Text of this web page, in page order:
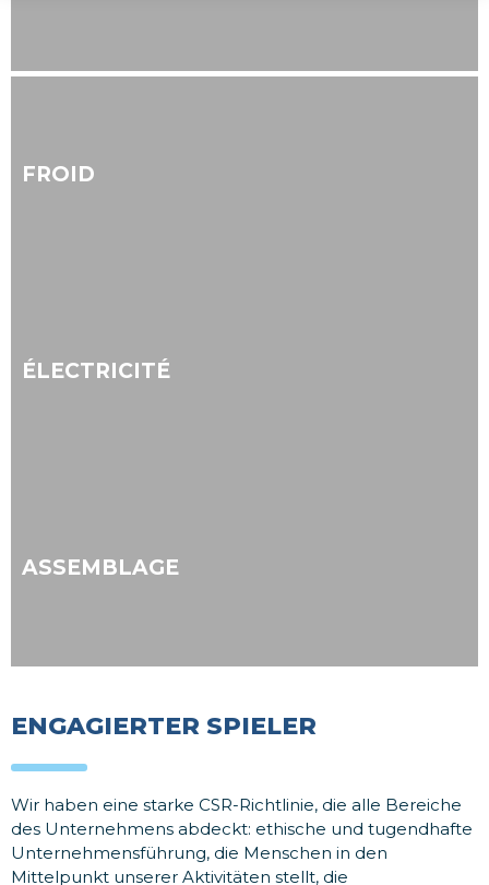
FROID
ÉLECTRICITÉ
ASSEMBLAGE
ENGAGIERTER SPIELER
Wir haben eine starke CSR-Richtlinie, die alle Bereiche
des Unternehmens abdeckt: ethische und tugendhafte
Unternehmensführung, die Menschen in den
Mittelpunkt unserer Aktivitäten stellt, die